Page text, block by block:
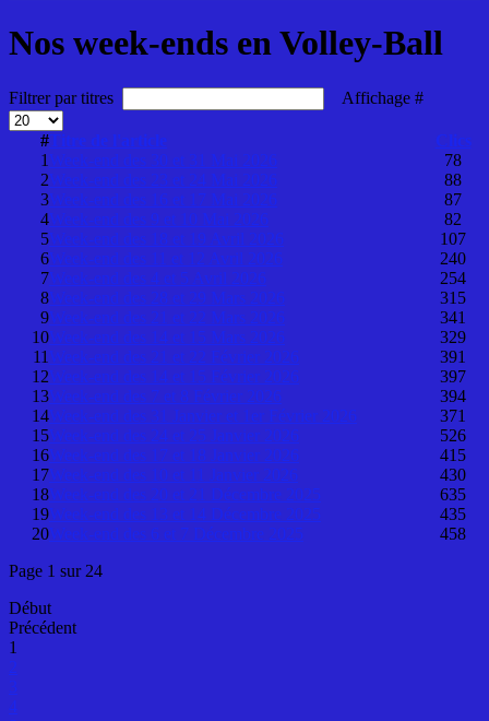
Nos week-ends en Volley-Ball
Filtrer par titres Affichage #
#Titre de l'article
Clics
1 Week-end des 30 et 31 Mai 2026
78
2Week-end des 23 et 24 Mai 2026
88
3Week-end des 16 et 17 Mai 2026
87
4Week-end des 9 et 10 Mai 2026
82
5Week-end des 18 et 19 Avril 2026
107
6Week-end des 11 et 12 Avril 2026
240
7Week-end des 4 et 5 Avril 2026
254
8Week-end des 28 et 29 Mars 2026
315
9Week-end des 21 et 22 Mars 2026
341
10Week-end des 14 et 15 Mars 2026
329
11 Week-end des 21 et 22 Février 2026
391
12Week-end des 14 et 15 Février 2026
397
13Week-end des 7 et 8 Février 2026
394
14Week-end des 31 Janvier et 1er Février 2026
371
15Week-end des 24 et 25 Janvier 2026
526
16Week-end des 17 et 18 Janvier 2026
415
17Week-end des 10 et 11 Janvier 2026
430
18Week-end des 20 et 21 Décembre 2025
635
19Week-end des 13 et 14 Décembre 2025
435
20Week-end des 6 et 7 Décembre 2025
458
Page 1 sur 24
Début
Précédent
1
2
3
4